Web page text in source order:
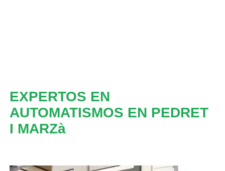
EXPERTOS EN
AUTOMATISMOS EN PEDRET
I MARZà